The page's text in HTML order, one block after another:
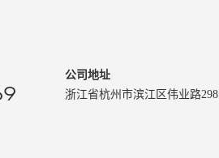
公司地址
浙江省杭州市滨江区伟业路